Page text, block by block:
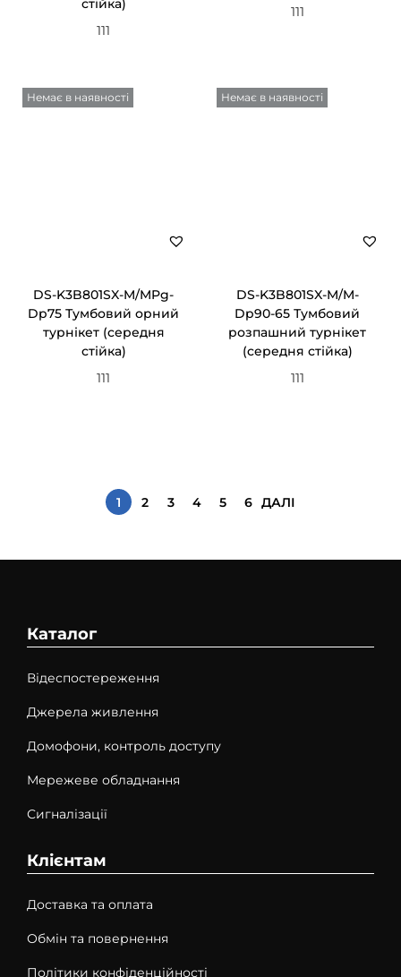
111
111
Немає в наявності
DS-K3B801SX-M/MPg-
Dp75 Тумбовий орний
турнікет (cередня
стійка)
111
Немає в наявності
DS-K3B801SX-M/M-
Dp90-65 Тумбовий
розпашний турнікет
(cередня стійка)
111
1 2 3 4 5 6 ДАЛІ
Каталог
Відеспостереження
Джерела живлення
Домофони, контроль доступу
Мережеве обладнання
Сигналізації
Клієнтам
Доставка та оплата
Обмін та повернення
Політики конфіденційності